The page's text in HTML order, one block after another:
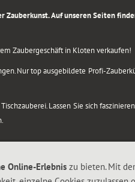
Auf unseren Seiten
Zaubergeschäft in Kloten verkaufen!
Nur top ausgebildete Profi-
Lassen Sie sich
Online-Erlebnis zu bieten. Mit